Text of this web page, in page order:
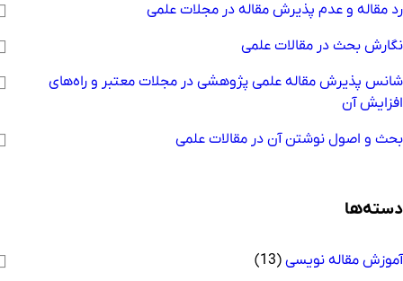
مقاله و عدم پذیرش مقاله در مجلات علمی
بحث در مقالات علمی
پذیرش مقاله علمی پژوهشی در مجلات معتبر و راه‌های
آن
و اصول نوشتن آن در مقالات علمی
مقاله نویسی(13)